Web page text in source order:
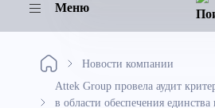
Меню
Новости компании
Attek Group провела аудит
в области обеспечения